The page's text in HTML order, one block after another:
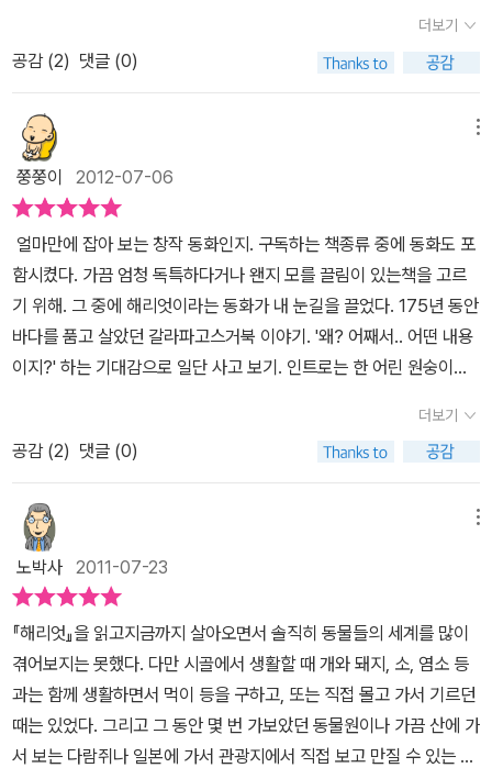
다가온 것만은 부정할 수 없었다. 마치 번역된 소설을 읽고 있는 듯한
할 것이 무엇인지를 분명히 알려주고 있었다. 과거도 아닌 미래도 아
닌 현재에 이런 소설을 만날 수 있다는 것이 감동으로 다가오는 순간
이 아닐 수 없다.
구처럼 키우고 싶어해서 데려온 동물이었다. 엄마와 함께 왔으면 좋
았으련만, 동물들에 대해서 엄마와 아이를 떼어놓는 것에 사람들은
아지를 길렀을때 어미 젖도 떼지 않은 그 어린 강아지들을 데려다 키
웠던 생각이 난다. 어린 두 마리 강아지가 얼마나 외롭고 힘들었을까.
아기 엄마가 되고 나니 인간이 아닌 동물에게서도 아기와 엄마를 떼
어놓는 일이 참으로 못할 짓으로 느껴졌다. 찰리는 고독한 상황에 처
했지만, 일년을 인간 아이와 함께 지내며 적응하게 되었다.하지만, 원
숭이 우리에 있던 특히나 난폭한 성격의 개코 원숭이무리들은 인간과
함께 살았던 찰리를 참으로 마땅찮아 한다.특별대우를 받았던 동물에
대한 질투와 핍박, 찰리가 계속 아이와 함께 살았으면 좋으련만. 인간
은 언제나처럼 무책임하게 (필요하지 않으면 애완동물에 대해 더이상
가는것이라 어쩔수없는 일이긴했지만.. 찰리는 동물원 우리로 들어오
게 되고, 개코 원숭이 두목인 스미스는 그런 찰리를 매일 구박하고 협
박한다. 찰리가 아주 우연히 열쇠를 갖고 온것을 알고 더더욱 그를 괴
롭힌다. 개코 원숭이들의 괴롭힘과 돌팔매질에 죽임을 당할 수도 있
다는 두려움에 떨던 아기 원숭이 찰리를 도와준 것은 바다거북 해리
엇이었다. 그는 동물원의 원로로써, 그리고 속깊은 이해심으로 찰리
를 받아들이고, 스미스 일당으로부터 지켜내게 된다. 신기하게도 사
육사까지도 해리엇의 뜻을 이해하게 되어 찰리를 원숭이 우리 근처에
서 떨어진 해리엇과 흰 너구리 올드 등의 우리로 옮겨주게 되었다. 종
이 다르지만, 진정한 친구를 만나게 된 찰리.나이든 해리엇과 올드 등
과의 사귐은 찰리에게는 무척이나 평화로운 시간이 되었다.그리고 다
시 몇년이 흘러 해리엇의 목숨이 다하는 때가 온 것이다.175년이라..
주는 책으로 인해 저의 마음을 들여다 봅니다.이 책을 쓴 작가는 문학
동네어린이 문학상 대상 수상작인 <봉주르 뚜르>를 지은 작가입니
다.저와는 처음 만나는작가이지만 작가와의 만남은 성공적인것 같습
니다.'이야기의 감동이란 늘 재미 다음에 온다고 생각합니다.이 이야
기가 누군가에게 재미를 줄 수 있으면 좋겠습니다'라고 말하는 작가
의 말처럼 재미와 감동을 둘 다 잡은 책을 읽을 수 있어서 말이죠.이
책은 원숭이 찰리의 이야기를 시작으로전개되고 찰리의 시선으로 보
여지는 대상들과의 관계를 통해 따뜻한 이야기를 전하려고 합니다.원
숭이 찰리는 자기가 살고 있는 숲에서 사람들에게 잡혀와 사람들 손
에 컸습니다.당연히 엄마랑도 헤어지고 말이죠...원숭이의 세상에서
사람의 세상으로 터전을 옮기게 된거죠...그렇게 사람의 손에서 자라
면서 사람의 언어를 익히고 어떻게 하면 사람들에게 이쁨을 받을지
아는 똑똑한 원숭이가 되죠. 그러다 동물원에 오게 되고 그 곳에서 백
칠십오 년을 살고 있는 거북 해리엇을 만나게 됩니다.사람의 손에서
람의 영역에서 살다가 온 원숭이를 배신자라고 생각하는겁니다. 저녁
마다 괴롭히는 원숭이들로 인해 심신이 지쳐있을때 수호천사처럼 해
리엇이 찰리의 마음을 위로합니다. '처음이라 쉽지 않을거야. 그리고
외로울 거야. 난 네 마음을 안다. 하지만 걱정하지 마라.여기는 너 혼
자가 아니다. 그걸 알려 주고 싶어 온 거야.'...(p61) 그 한마디가 얼마
나 힘이 됐을까요? 너 혼자가 아니라고..쉽진 않겠지만 절대 너 혼자
는 아니라고 말이죠..해리엇은 동물원에서 오래 살기도 했지만 동물
들의 정신적 지주였습니다. 해리엇은 자신의 고향 갈라파고스 섬으로
돌아가고 싶어 하지만 이제 겨우 삼일정도밖에 살지 못하기에 죽음을
더보기
공감 (2) 댓글 (0)
쭝쭝이 2012-07-06
얼마만에 잡아 보는 창작 동화인지. 구독하는 책종류 중에 동화도 포
함시켰다. 가끔 엄청 독특하다거나 왠지 모를 끌림이 있는책을 고르
기 위해. 그 중에 해리엇이라는 동화가 내 눈길을 끌었다. 175년 동안
바다를 품고 살았던 갈라파고스거북 이야기. '왜? 어째서.. 어떤 내용
이지?' 하는 기대감으로 일단 사고 보기. 인트로는 한 어린 원숭이가
로 시작된다. 이야기와 함께 중간중간 삽입된 서영아 님의 그림으로
인해 슬픔이 더욱크게 전달된다. 순식간에 사람의 잔인함으로 인해
자신의 모든 것을 빼앗긴 어린 원숭이가 다시 살아남기위해 사람에게
길들여 지지만 그건도 잠시.. 원숭이는 다시 사람들에게 버림받게 된
다. 정글은 아니지만 다시 자신과 같은 동물들에게로 돌아와 그들과
함께 하며 다시 사랑을알아가게 되고 많은 것들을 배우게 된다. 그러
던 중 가장 나이가 많은 해리엇이라는 거북이 너무 오랜 세월을 살아
서서히 죽음에가까워 지게 된다. 죽기 전 자신의 마지막 이야기 라며
170여년 전의 이야기를 꺼내는데.. 오랜세월 아주 먼 섬 갈라파고스.
모든 동물들이 서로 어울려 지내며 평화롭기만 햇는데 언제부터 나타
난 사람들. 그들은 사람역시 자신들과 모습이 조금 다른 동물이라 생
각했는데 ..사람들은 그렇지 않았다. 사람들은 동물을 잡아 먹기도 하
더보기
공감 (2) 댓글 (0)
노박사 2011-07-23
『해리엇』을 읽고지금까지 살아오면서 솔직히 동물들의 세계를 많이
겪어보지는 못했다. 다만 시골에서 생활할 때 개와 돼지, 소, 염소 등
과는 함께 생활하면서 먹이 등을 구하고, 또는 직접 몰고 가서 기르던
때는 있었다. 그리고 그 동안 몇 번 가보았던 동물원이나 가끔 산에 가
서 보는 다람쥐나 일본에 가서 관광지에서 직접 보고 만질 수 있는 원